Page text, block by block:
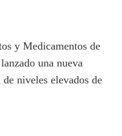
y Medicamentos de
una nueva
niveles elevados de